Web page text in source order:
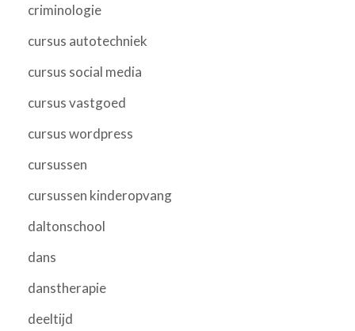
criminologie
cursus autotechniek
cursus social media
cursus vastgoed
cursus wordpress
cursussen
cursussen kinderopvang
daltonschool
dans
danstherapie
deeltijd